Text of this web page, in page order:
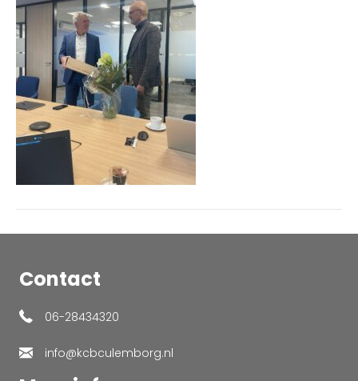
Contact
06-28434320
info@kcbculemborg.nl